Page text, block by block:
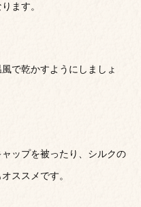
ます。
で乾かすようにしましょ
ップを被ったり、シルクの
ススメです。